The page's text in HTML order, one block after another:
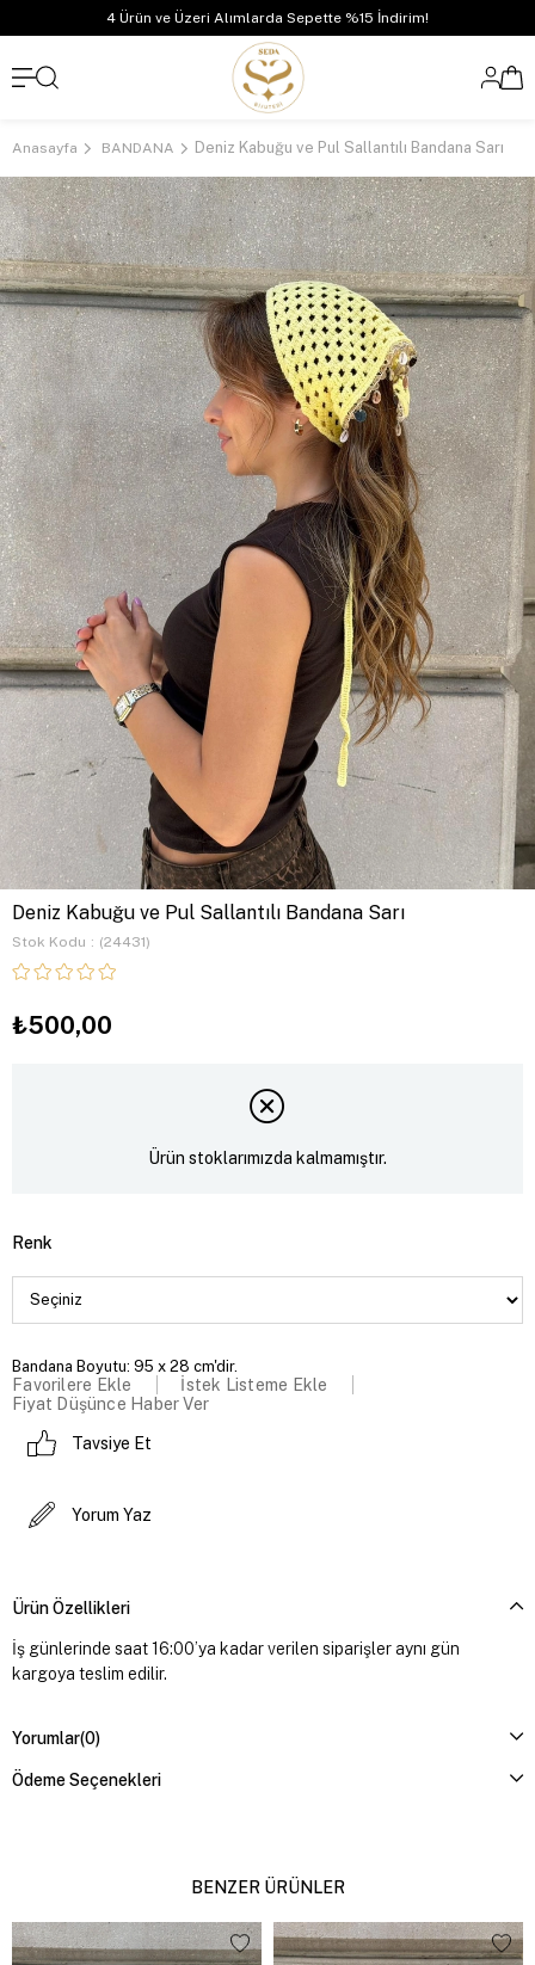
4 Ürün ve Üzeri Alımlarda Sepette %15 İndirim!
Anasayfa BANDANA Deniz Kabuğu ve Pul Sallantılı Bandana Sarı
Deniz Kabuğu ve Pul Sallantılı Bandana Sarı
Stok Kodu (24431)
₺500,00
Ürün stoklarımızda kalmamıştır.
Renk
Bandana Boyutu: 95 x 28 cm'dir.
Favorilere Ekle
İstek Listeme Ekle
Fiyat Düşünce Haber Ver
Tavsiye Et
Yorum Yaz
Ürün Özellikleri
İş günlerinde saat 16:00’ya kadar verilen siparişler aynı gün
kargoya teslim edilir.
Yorumlar(0)
Ödeme Seçenekleri
BENZER ÜRÜNLER